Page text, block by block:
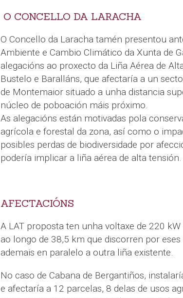
O CONCELLO DA LARACHA
O Concello da Laracha tamén presentou
Ambiente e Cambio Climático da Xunta de
alegacións ao proxecto da Liña Aérea de
Bustelo e Baralláns, que afectaría a un
de Montemaior situado a unha distancia
núcleo de poboación máis próximo.
As alegacións están motivadas pola
agrícola e forestal da zona, así como o
posibles perdas de biodiversidade por
podería implicar a liña aérea de alta tensión.
AFECTACIÓNS
A LAT proposta ten unha voltaxe de 220
ao longo de 38,5 km que discorren por
ademais en paralelo a outra liña existente.
No caso de Cabana de Bergantiños,
e afectaría a 12 parcelas, 8 delas de usos